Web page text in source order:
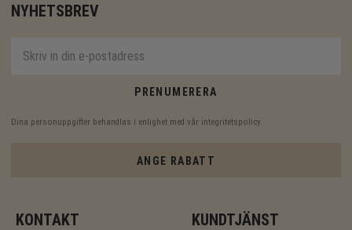
NYHETSBREV
PRENUMERERA
Dina personuppgifter behandlas i enlighet med vår integritetspolicy
ANGE RABATT
KONTAKT KUNDTJÄNST